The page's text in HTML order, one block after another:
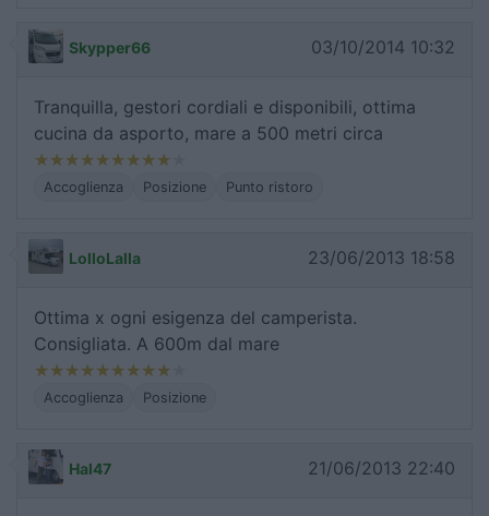
Skypper66 03/10/2014 10:32
Tranquilla, gestori cordiali e disponibili, ottima
cucina da asporto, mare a 500 metri circa
Accoglienza Posizione Punto ristoro
LolloLalla 23/06/2013 18:58
Ottima x ogni esigenza del camperista.
Consigliata. A 600m dal mare
Accoglienza Posizione
Hal47 21/06/2013 22:40